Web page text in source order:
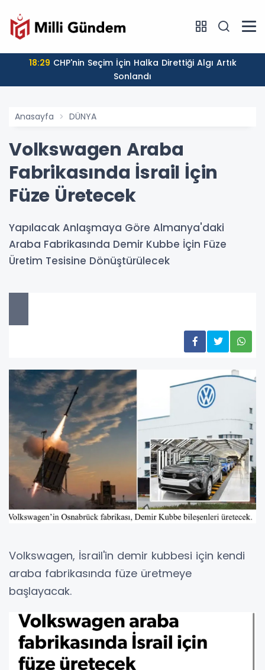
18:29
Sonlandı
Anasayfa DÜNYA
Volkswagen Araba
Fabrikasında İsrail İçin
Füze Üretecek
Yapılacak Anlaşmaya Göre Almanya'daki
Araba Fabrikasında Demir Kubbe İçin Füze
Üretim Tesisine Dönüştürülecek
Volkswagen, İsrail'in demir kubbesi için kendi
araba fabrikasında füze üretmeye
başlayacak.